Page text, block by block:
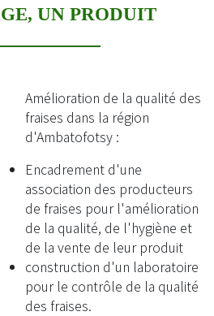
UN PRODUIT
Amélioration de la qualité des
fraises dans la région
d'Ambatofotsy :
Encadrement d'une
association des producteurs
de fraises pour l'amélioration
de la qualité, de l'hygiène et
de la vente de leur produit
construction d'un laboratoire
pour le contrôle de la qualité
des fraises.